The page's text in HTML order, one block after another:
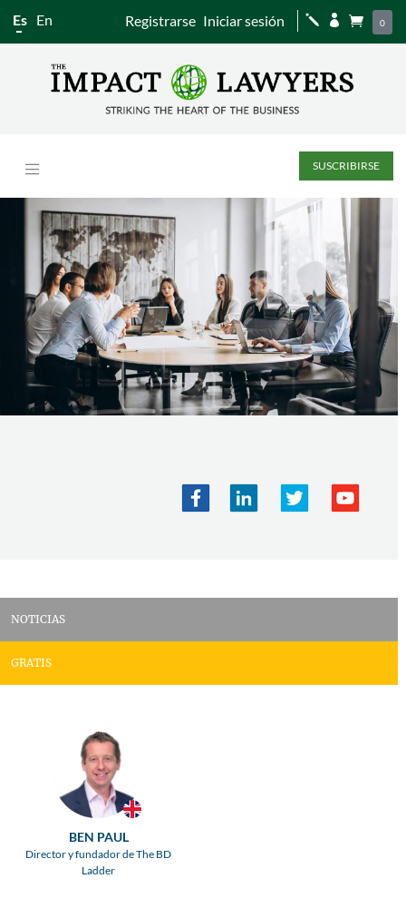
Es En Registrarse Iniciar sesión j   0
SUSCRIBIRSE
NOTICIAS
GRATIS
BEN PAUL
Director y fundador de The BD
Ladder